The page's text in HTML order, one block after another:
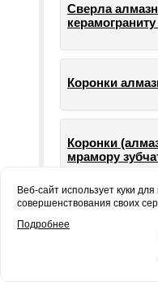
Сверла
Коронки
Коронки
мрамору
машин УШМ
Веб-сайт использует куки
совершенствования своих
Подробнее